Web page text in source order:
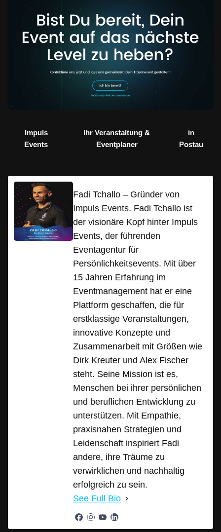
Impuls
Events
Ihr Veranstaltung &
Eventplaner
in
Postau
Fadi Tchallo – Gründer von
Impuls Events. Fadi Tchallo ist
der visionäre Kopf hinter Impuls
Events, der führenden
Eventagentur für
Persönlichkeitsevents. Mit über
15 Jahren Erfahrung im
Eventmanagement hat er eine
Plattform geschaffen, die für
erstklassige Veranstaltungen,
innovative Konzepte und
Zusammenarbeit mit Größen wie
Dirk Kreuter und Alex Fischer
steht. Seine Mission ist es,
Menschen bei ihrer persönlichen
und beruflichen Entwicklung zu
unterstützen. Mit Empathie,
praxisnahen Strategien und
Leidenschaft inspiriert Fadi
andere, ihre Träume zu
verwirklichen und nachhaltig
erfolgreich zu sein.
See Full Bio